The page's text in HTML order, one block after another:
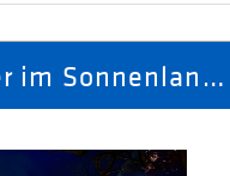
Winterzauber im Sonnenlandpark - Ausflug Winter 2025/2026 für 2 Pers.